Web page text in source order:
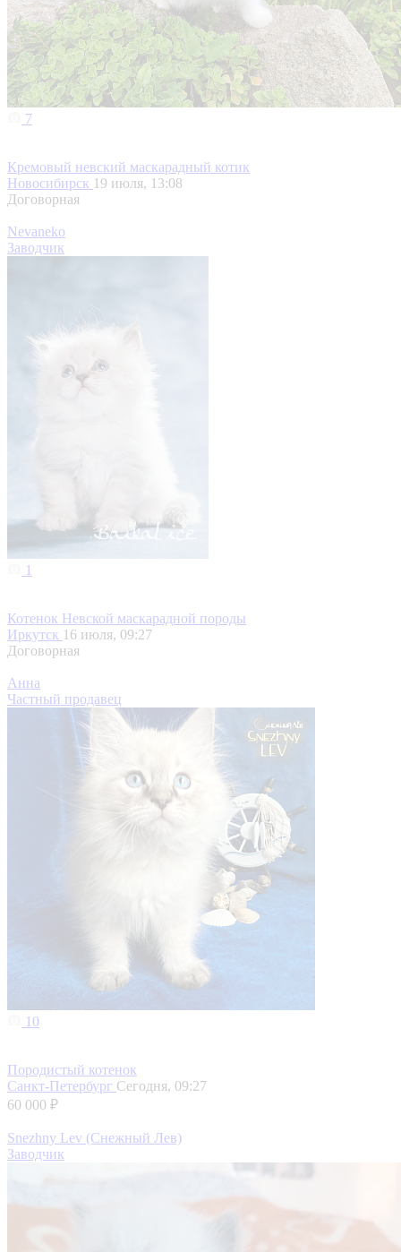
7
Кремовый невский маскарадный котик
Новосибирск 19 июля, 13:08
Договорная
Nevaneko
Заводчик
1
Котенок Невской маскарадной породы
Иркутск 16 июля, 09:27
Договорная
Анна
Частный продавец
10
Породистый котенок
Санкт-Петербург Сегодня, 09:27
60 000 ₽
Snezhny Lev (Снежный Лев)
Заводчик